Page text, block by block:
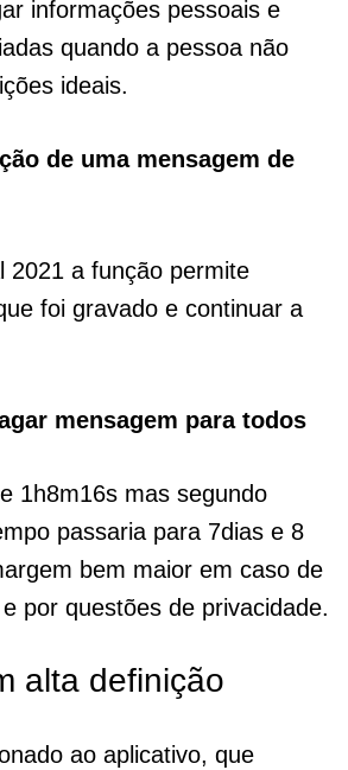
informações pessoais e
quando a pessoa não
ideais.
de uma mensagem de
2021 a função permite
foi gravado e continuar a
mensagem para todos
1h8m16s mas segundo
passaria para 7dias e 8
bem maior em caso de
por questões de privacidade.
alta definição
ao aplicativo, que